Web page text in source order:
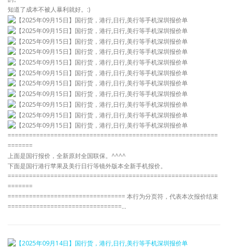
知道了成本不被人暴利就好。:)
===========================================================
=======
上面是国行报价，全新原封全国联保。^^^^
下面是国行港行苹果及美行日行等镜外版本全新手机报价。
===========================================================
=======
================================= 本行为分页符，代表本次报价结束
================================…